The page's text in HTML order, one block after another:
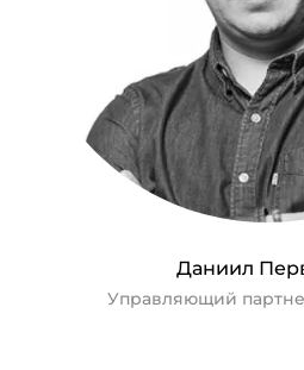
Даниил
Управляющий